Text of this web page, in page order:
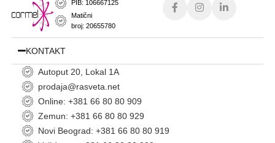
PIB: 106667125
Matični
broj: 20655780
KONTAKT
Autoput 20, Lokal 1A
prodaja@rasveta.net
Online: +381 66 80 80 909
Zemun: +381 66 80 80 929
Novi Beograd: +381 66 80 80 919